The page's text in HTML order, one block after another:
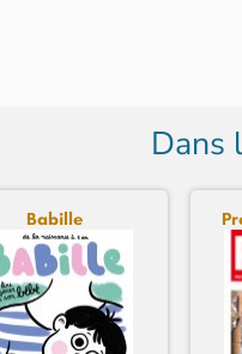
Dans
Babille